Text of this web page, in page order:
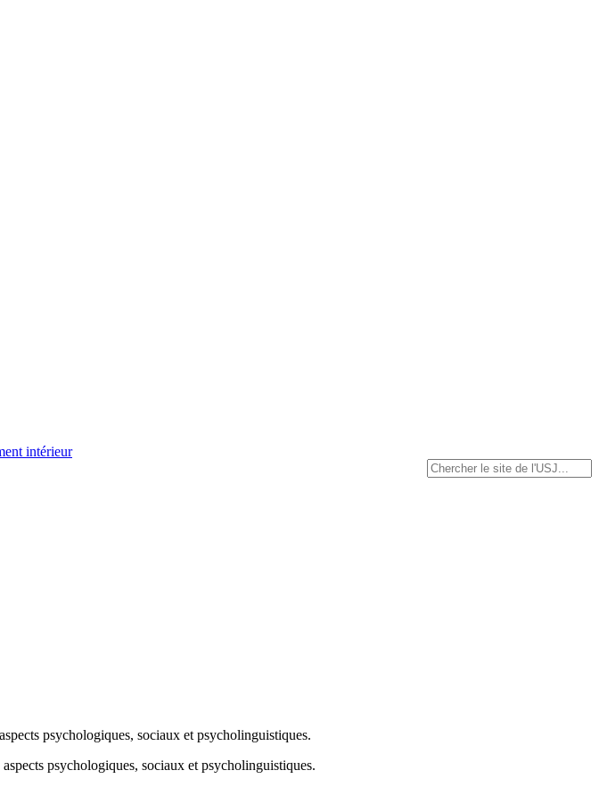
intérieur
psychologiques, sociaux et psycholinguistiques.
psychologiques, sociaux et psycholinguistiques.